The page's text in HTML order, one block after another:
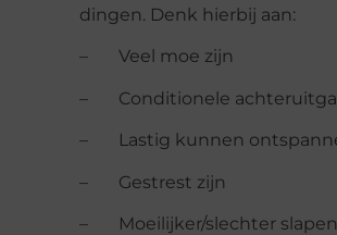
dingen. Denk hierbij aan:
– Veel moe zijn
– Conditionele
– Lastig kunnen
– Gestrest zijn
– Moeilijker/slechter slapen